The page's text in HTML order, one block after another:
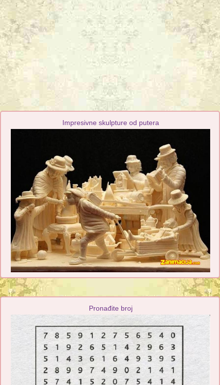
Impresivne skulpture od putera
Pronađite broj